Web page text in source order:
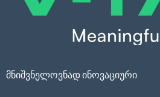
მნიშვნელოვნად ინოვაციური